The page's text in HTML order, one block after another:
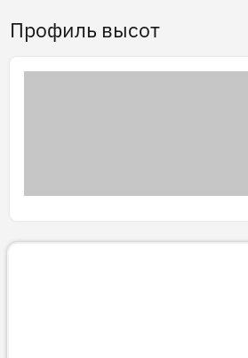
Профиль высот
Готовим 3D-тур…
3D тур